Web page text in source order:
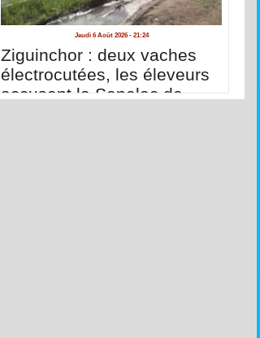
Jeudi 6 Août 2026 - 21:24
Ziguinchor : deux vaches
électrocutées, les éleveurs
accusent la Senelec de